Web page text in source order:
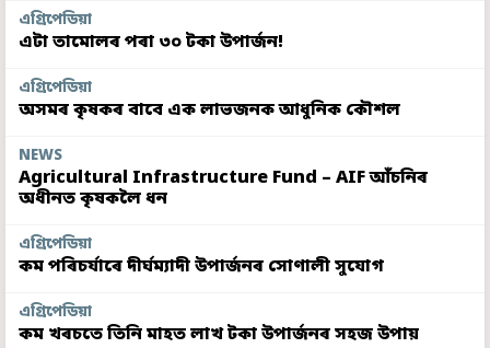
এগ্ৰিপেডিয়া
এটা তামোলৰ পৰা ৩০ টকা উপাৰ্জন!
এগ্ৰিপেডিয়া
অসমৰ কৃষকৰ বাবে এক লাভজনক আধুনিক কৌশল
NEWS
Agricultural Infrastructure Fund – AIF আঁচনিৰ
অধীনত কৃষকলৈ ধন
এগ্ৰিপেডিয়া
কম পৰিচৰ্যাৰে দীৰ্ঘম্যাদী উপাৰ্জনৰ সোণালী সুযোগ
এগ্ৰিপেডিয়া
কম খৰচতে তিনি মাহত লাখ টকা উপাৰ্জনৰ সহজ উপায়